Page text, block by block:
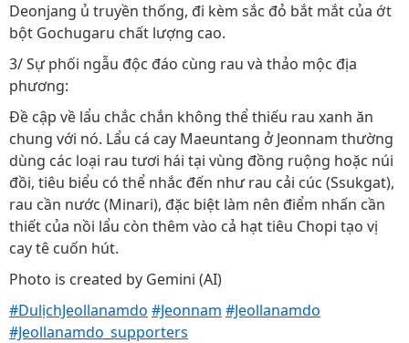
Deonjang ủ truyền thống, đi kèm sắc đỏ bắt mắt của ớt
bột Gochugaru chất lượng cao.
3/ Sự phối ngẫu độc đáo cùng rau và thảo mộc địa
phương:
Đề cập về lẩu chắc chắn không thể thiếu rau xanh ăn
chung với nó. Lẩu cá cay Maeuntang ở Jeonnam thường
dùng các loại rau tươi hái tại vùng đồng ruộng hoặc núi
đồi, tiêu biểu có thể nhắc đến như rau cải cúc (Ssukgat),
rau cần nước (Minari), đặc biệt làm nên điểm nhấn cần
thiết của nồi lẩu còn thêm vào cả hạt tiêu Chopi tạo vị
cay tê cuốn hút.
Photo is created by Gemini (AI)
#DulịchJeollanamdo #Jeonnam #Jeollanamdo
#Jeollanamdo_supporters